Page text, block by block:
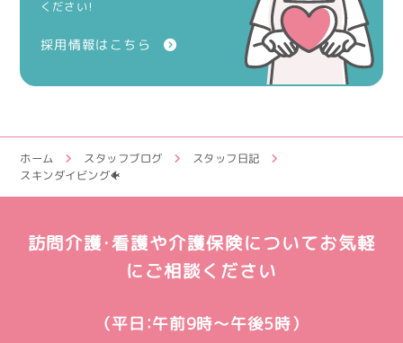
ください！
採用情報はこちら
ホーム スタッフブログ
スタッフ日記
スキンダイビング🐠
訪問介護・看護や介護保険についてお気軽
にご相談ください
（平日：午前9時～午後5時）